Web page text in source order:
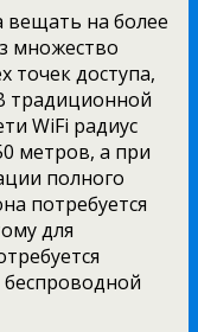
вещать на более
множество
точек доступа,
традиционной
WiFi радиус
метров, а при
полного
потребуется
для